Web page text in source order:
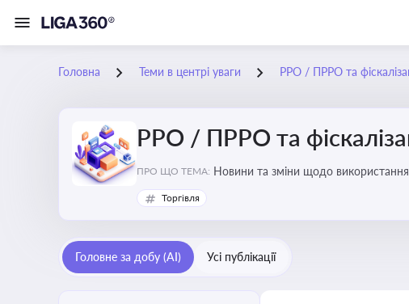
Головна Теми в центрі уваги РРО / ПРРО та
РРО / ПРРО та
ПРО ЩО ТЕМА:
Торгівля
Головне за добу (AI) Усі публікації